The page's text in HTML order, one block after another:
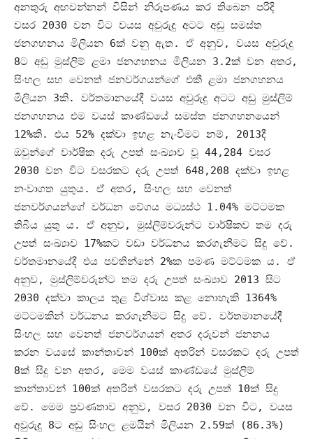
අනතුරු අඟවන්නන් විසින් නිරූපණය කර තිබෙන පරිදි
වසර 2030 වන විට වයස අවුරුදු අටට අඩු සමස්ත
ජනගහනය මිලියන 6ක් වනු ඇත . ඒ අනුව, වයස අවුරුදු
8ට අඩු මුස්ලිම් ළමා ජනගහනය මිලියන 3.2ක් වන අතර,
සිංහල සහ වෙනත් ජනවර්ගයන්ගේ එකී ළමා ජනගහනය
මිලියන 3කි. වර්තමානයේදී වයස අවුරුදු අටට අඩු මුස්ලිම්
ජනගහනය එම වයස් කාණ්ඩයේ සමස්ත ජනගහනයෙන්
12%කි. එය 52% දක්වා ඉහළ නැංවීමට නම්, 2013දී
ඔවුන්ගේ වාර්ෂික දරු උපත් සංඛ්‍යාව වූ 44,284 වසර
2030 වන විට වසරකට දරු උපත් 648,208 දක්වා ඉහළ
නංවාගත යුතුය. ඒ අතර, සිංහල සහ වෙනත්
ජනවර්ගයන්ගේ වර්ධන වේගය මධ්‍යස්ථ 1.04% මට්ටමක
තිබිය යුතු ය. ඒ අනුව, මුස්ලිම්වරුන්ට වාර්ෂිකව තම දරු
උපත් සංඛ්‍යාව 17%කට වඩා වර්ධනය කරගැනීමට සිදු වේ.
වර්තමානයේදී එය පවතින්නේ 2%ක පමණ මට්ටමක ය. ඒ
අනුව, මුස්ලිම්වරුන්ට තම දරු උපත් සංඛ්‍යාව 2013 සිට
2030 දක්වා කාලය තුළ විශ්වාස කළ නොහැකි 1364%
මට්ටමකින් වර්ධනය කරගැනීමට සිදු වේ. වර්තමානයේදී
සිංහල සහ වෙනත් ජනවර්ගයන් අතර දරුවන් ජනනය
කරන වයසේ කාන්තාවන් 100ක් අතරින් වසරකට දරු උපත්
8ක් සිදු වන අතර, මෙම වයස් කාණ්ඩයේ මුස්ලිම්
කාන්තාවන් 100ක් අතරින් වසරකට දරු උපත් 10ක් සිදු
වේ. මෙම ප්‍රවණතාව අනුව, වසර 2030 වන විට, වයස
අවුරුදු 8ට අඩු සිංහල ළමයින් මිලියන 2.59ක්
(86.3%)